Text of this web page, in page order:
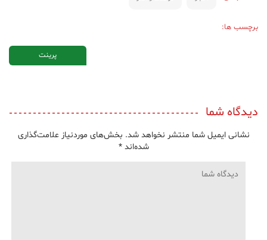
برچسب ها:
پرینت
دیدگاه شما
نشانی ایمیل شما منتشر نخواهد شد. بخش‌های موردنیاز علامت‌گذاری
شده‌اند*